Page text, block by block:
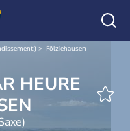
Fölziehausen
HEURE